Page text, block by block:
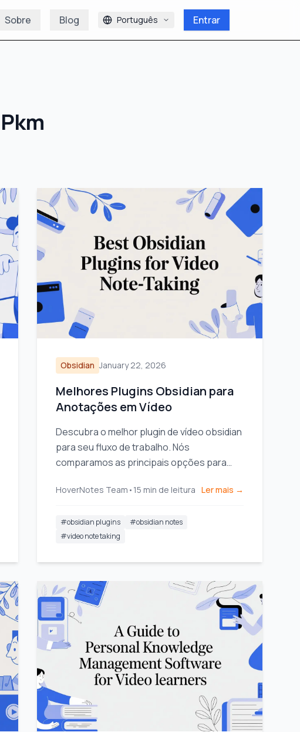
Sobre Blog Português Entrar
Pkm
Obsidian January 22, 2026
Melhores Plugins Obsidian para
Anotações em Vídeo
Descubra o melhor plugin de vídeo obsidian
para seu fluxo de trabalho. Nós
comparamos as principais opções para
vídeos YouTube, Udemy e locais.
HoverNotes Team • 15 min de leitura Ler mais →
#obsidian plugins #obsidian notes
#video note taking